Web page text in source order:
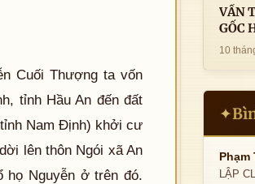
Cuối Thượng ta vốn
tỉnh Hầu An đến đất
Nam Định) khởi cư
lên thôn Ngói xã An
họ Nguyễn ở trên đó.
VẤN
GỐC
10
✦
LẬP